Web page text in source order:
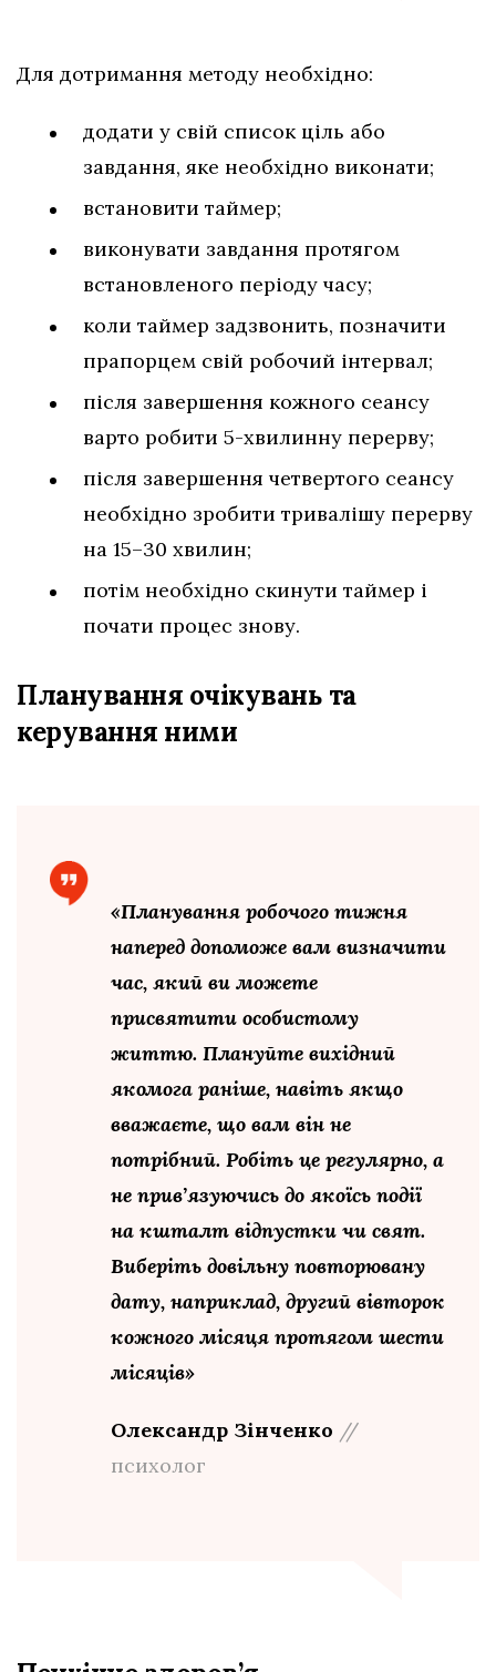
Для дотримання методу необхідно:
додати у свій список ціль або
завдання, яке необхідно виконати;
встановити таймер;
виконувати завдання протягом
встановленого періоду часу;
коли таймер задзвонить, позначити
прапорцем свій робочий інтервал;
після завершення кожного сеансу
варто робити 5-хвилинну перерву;
після завершення четвертого сеансу
необхідно зробити тривалішу перерву
на 15–30 хвилин;
потім необхідно скинути таймер і
почати процес знову.
Планування очікувань та
керування ними
«Планування робочого тижня
наперед допоможе вам визначити
час, який ви можете
присвятити особистому
життю. Плануйте вихідний
якомога раніше, навіть якщо
вважаєте, що вам він не
потрібний. Робіть це регулярно, а
не прив’язуючись до якоїсь події
на кшталт відпустки чи свят.
Виберіть довільну повторювану
дату, наприклад, другий вівторок
кожного місяця протягом шести
місяців»
Олександр Зінченко //
психолог